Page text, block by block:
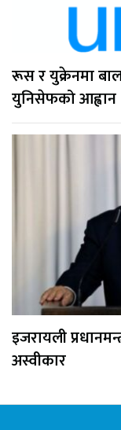
रूस र युक्रेनमा
युनिसेफको आह्वान
इजरायली
अस्वीकार